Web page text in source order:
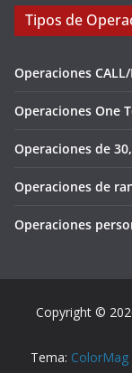
Tipos de
Operaciones
Operaciones One
Operaciones de
Operaciones de
Operaciones
Copyright ©
Tema: ColorMag